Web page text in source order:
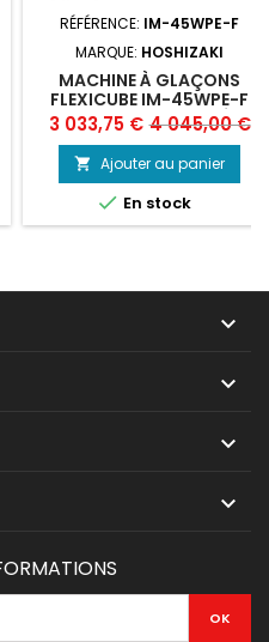
RÉFÉRENCE: IM-45WPE-F
MARQUE: HOSHIZAKI
MACHINE À GLAÇONS
FLEXICUBE IM-45WPE-F
AUTONOME - BAC INTÉGRÉ
Prix
3 033,75 € Prix
de
base
4 045,00 €
 Ajouter au panier
 En stock



